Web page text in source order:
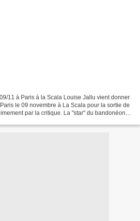
11 à Paris à la Scala Louise Jallu vient donner
le 09 novembre à La Scala pour la sortie de
par la critique. La "star" du bandonéon